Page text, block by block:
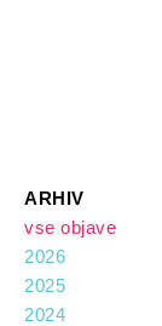
ARHIV
vse objave
2026
2025
2024